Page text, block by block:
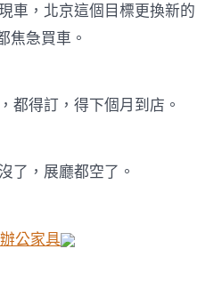
，北京這個目標更換新的
焦急買車。
得訂，得下個月到店。
，展廳都空了。
辦公家具